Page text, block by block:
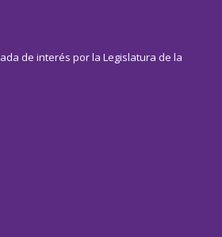
de interés por la Legislatura de la